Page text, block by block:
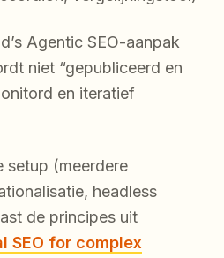
Agentic SEO-aanpak
niet “gepubliceerd en
en iteratief
setup (meerdere
headless
de principes uit
SEO for complex